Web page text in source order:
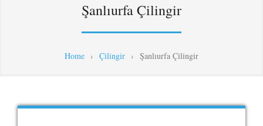
Şanlıurfa Çilingir
Home › Çilingir › Şanlıurfa Çilingir